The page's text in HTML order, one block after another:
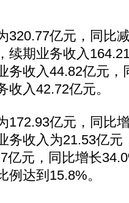
亿元，同比
续期业务收入
务收入44.82亿元，
入42.72亿元。
亿元，同比
务收入为21.53亿元
亿元，同比增长
达到15.8%。